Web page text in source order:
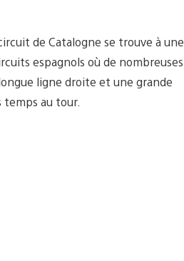
de Catalogne se trouve à une
espagnols où de nombreuses
ligne droite et une grande
au tour.